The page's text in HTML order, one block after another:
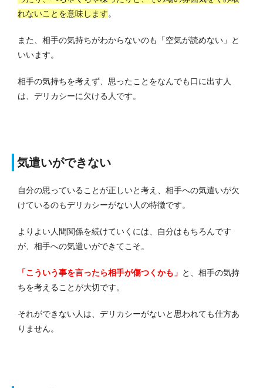
れないことを意味します。
また、相手の気持ちがわからないのも「空気が読めない」と
いいます。
相手の気持ちを考えず、思ったことをなんでも口に出す人
は、デリカシーに欠ける人です。
気遣いができない
自分の思っていることが正しいと考え、相手への気遣いが欠
けているのもデリカシーがない人の特徴です。
よりよい人間関係を続けていくには、自分はもちろんです
が、相手への気遣いができてこそ。
「こういう事を言ったら相手が傷つくかも」 と、相手の気持
ちを考えることが大切です。
それができない人は、デリカシーがないと思われても仕方あ
りません。